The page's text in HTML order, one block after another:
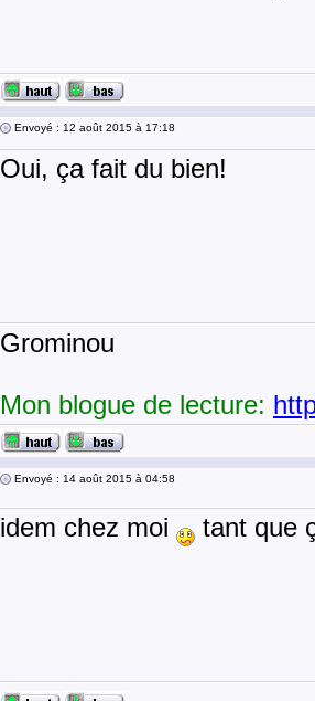
Envoyé : 12 août 2015 à 17:18
Oui, ça fait du bien!
Grominou
Mon blogue de lecture:
Envoyé : 14 août 2015 à 04:58
idem chez moi tant que